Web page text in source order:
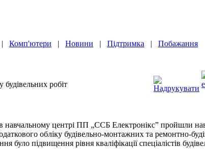
| Комп'ютери | Новини | Підтримка | Побажання
будівельних робіт
навчальному центрі ПП „ССБ Електронікс” пройшли
обліку будівельно-монтажних та ремонтно-
було підвищення рівня кваліфікації спеціалістів